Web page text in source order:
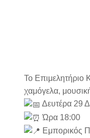
Το Επιμελητήριο
χαμόγελα,
Δευτέρα 29
Ώρα 18:00
Εμπορικός